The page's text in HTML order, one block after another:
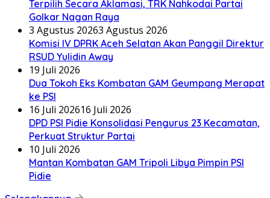
Terpilih Secara Aklamasi, TRK Nahkodai Partai
Golkar Nagan Raya
3 Agustus 20263 Agustus 2026
Komisi IV DPRK Aceh Selatan Akan Panggil Direktur
RSUD Yulidin Away
19 Juli 2026
Dua Tokoh Eks Kombatan GAM Geumpang Merapat
ke PSI
16 Juli 202616 Juli 2026
DPD PSI Pidie Konsolidasi Pengurus 23 Kecamatan,
Perkuat Struktur Partai
10 Juli 2026
Mantan Kombatan GAM Tripoli Libya Pimpin PSI
Pidie